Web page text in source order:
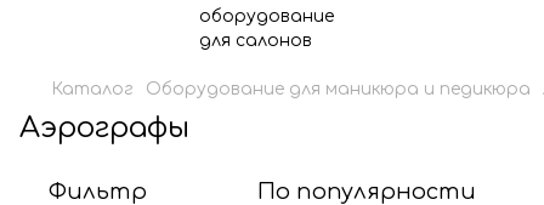
Каталог Оборудование для маникюра и педикюра
Аэрографы
Фильтр По популярности